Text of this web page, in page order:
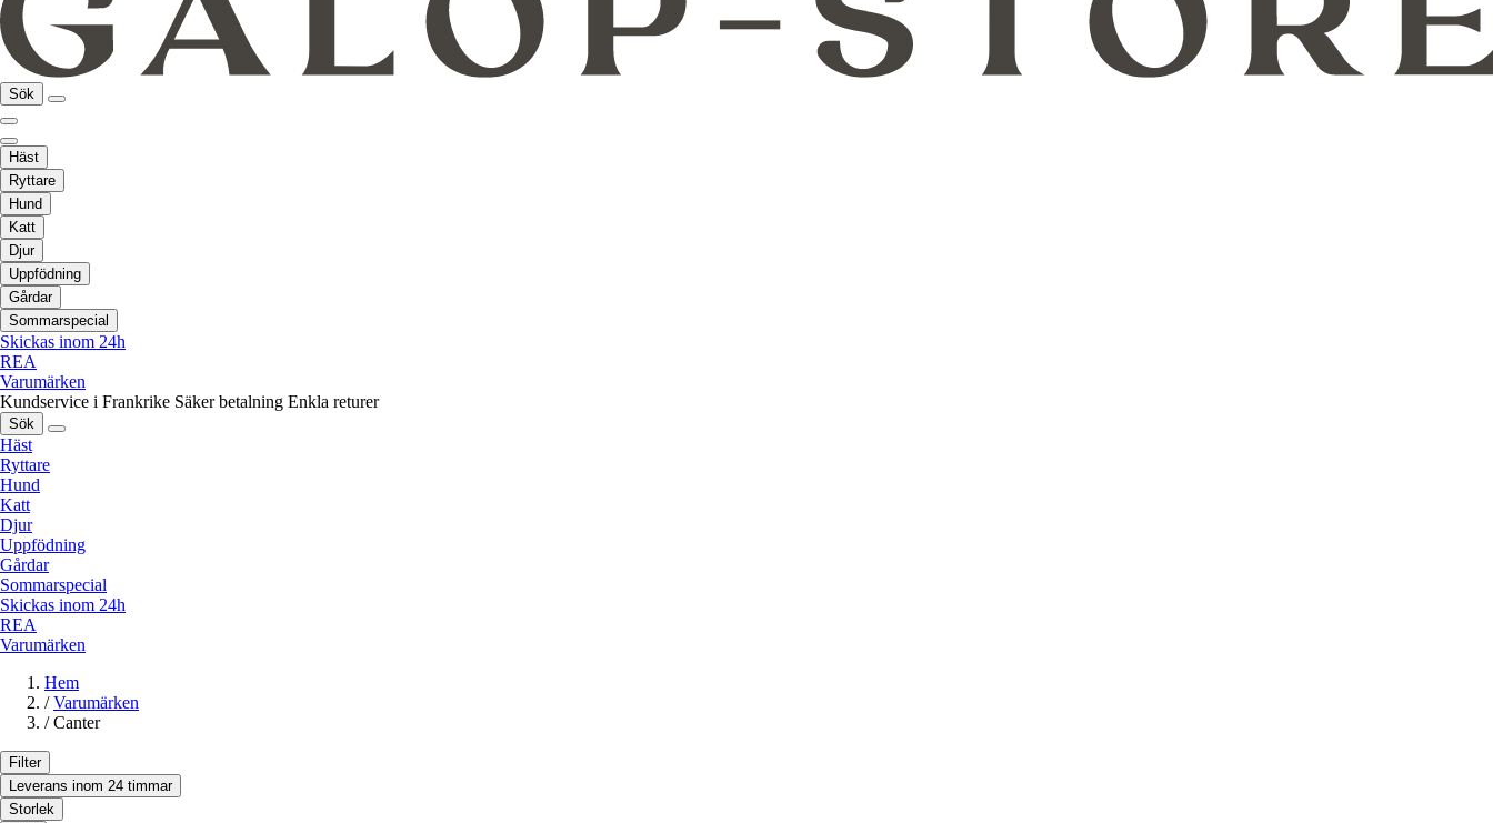
Sök
Häst
Ryttare
Hund
Katt
Djur
Uppfödning
Gårdar
Sommarspecial
Skickas inom 24h
REA
Varumärken
Kundservice i Frankrike Säker betalning Enkla returer
Sök
Häst
Ryttare
Hund
Katt
Djur
Uppfödning
Gårdar
Sommarspecial
Skickas inom 24h
REA
Varumärken
Hem
/ Varumärken
/ Canter
Filter
Leverans inom 24 timmar
Storlek